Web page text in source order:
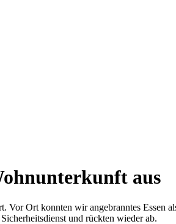
aus
Vor Ort konnten wir angebranntes
und rückten wieder ab.